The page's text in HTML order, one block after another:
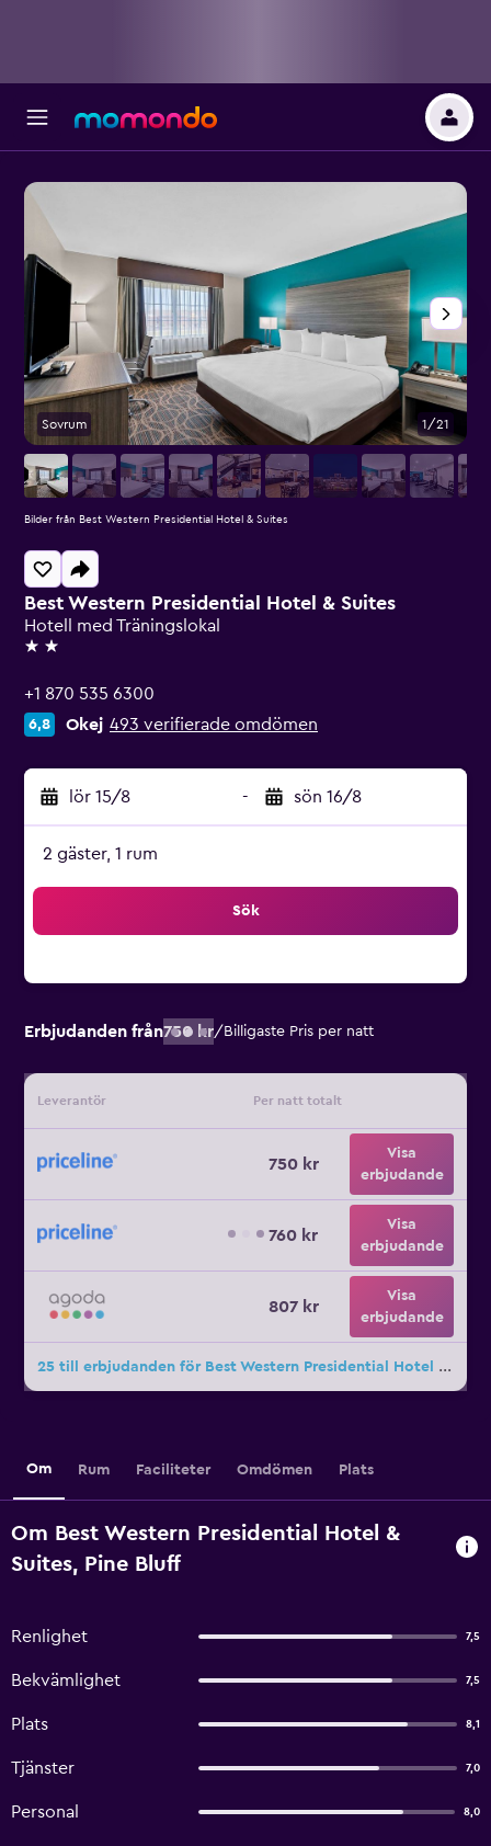
Best Western Presidential Hotel & Suites
Hotell med Träningslokal
2 stjärnor
+1 870 535 6300
6,8 Okej 493 verifierade omdömen
lör 15/8 - sön 16/8
2 gäster, 1 rum
Sök
Erbjudanden från750 kr/ Billigaste Pris per natt
Leverantör Per natt totalt
750 kr
Visa
erbjudande
760 kr
Visa
erbjudande
807 kr
Visa
erbjudande
25 till erbjudanden för Best Western Presidential Hotel & Suites
Sovrum 1/21
Bilder från Best Western Presidential Hotel & Suites
Om Rum Faciliteter Omdömen Plats
Om Best Western Presidential Hotel &
Suites, Pine Bluff
Renlighet 7,5
Bekvämlighet 7,5
Plats 8,1
Tjänster 7,0
Personal 8,0